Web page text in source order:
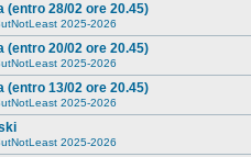
(entro 28/02 ore 20.45)
2025-2026
(entro 20/02 ore 20.45)
2025-2026
(entro 13/02 ore 20.45)
2025-2026
2025-2026